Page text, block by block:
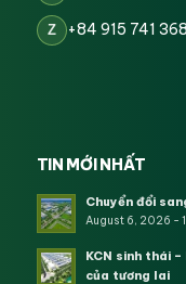
Z +84 915 741 368
TIN MỚI NHẤT
Chuyển đổi
August 6, 2026 -
KCN sinh thái
của tương lai